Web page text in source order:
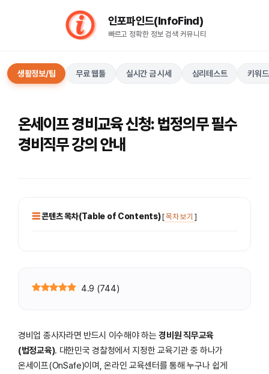
인포파인드(InfoFind)​​​​
빠르고 정확한 정보 검색 커뮤니티
생활정보/팁 무료 웹툴 실시간 금 시세 심리테스트 키워
온세이프 경비교육 신청: 법정의무 필수
경비직무 강의 안내
콘텐츠 목차(Table of Contents)[목차 보기 ]
4.9 (744)
경비업 종사자라면 반드시 이수해야 하는경비원 직무교육
(법정교육). 대한민국 경찰청에서 지정한 교육기관 중 하나가
온세이프(OnSafe)이며, 온라인 교육센터를 통해 누구나 쉽게